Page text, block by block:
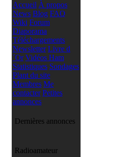
Accueil À propos
News Blog FAQ
Wiki Forum
Diaporama
Téléchargements
Newsletter Livre d
´Or Vidéos Ham
Statistiques Sondages
Plant du site
Membres Me
contacter Petites
annonces
Dernières annonces
Radioamateur